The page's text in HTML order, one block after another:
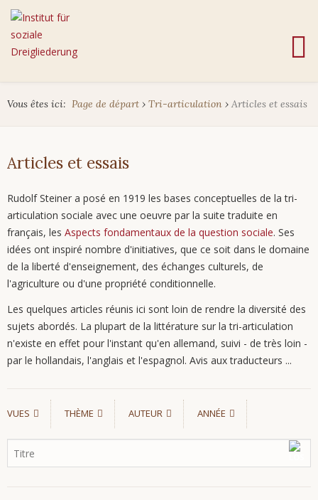
Vous êtes ici: Page de départ › Tri-articulation › Articles et essais
Articles et essais
Rudolf Steiner a posé en 1919 les bases conceptuelles de la tri-
articulation sociale avec une oeuvre par la suite traduite en
français, les Aspects fondamentaux de la question sociale. Ses
idées ont inspiré nombre d'initiatives, que ce soit dans le domaine
de la liberté d'enseignement, des échanges culturels, de
l'agriculture ou d'une propriété conditionnelle.
Les quelques articles réunis ici sont loin de rendre la diversité des
sujets abordés. La plupart de la littérature sur la tri-articulation
n'existe en effet pour l'instant qu'en allemand, suivi - de très loin -
par le hollandais, l'anglais et l'espagnol. Avis aux traducteurs ...
VUES THÈME AUTEUR ANNÉE